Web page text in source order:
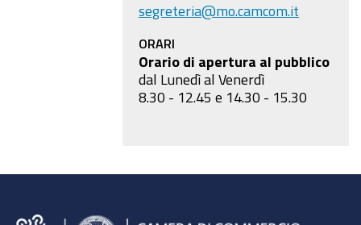
segreteria@mo.camcom.it
ORARI
Orario di apertura al pubblico
dal Lunedì al Venerdì
8.30 - 12.45 e 14.30 - 15.30